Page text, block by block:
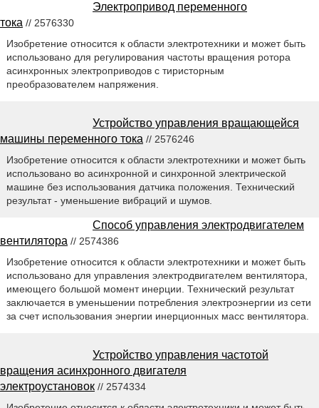
Электропривод переменного
тока // 2576330
Изобретение относится к области электротехники и может быть
использовано для регулирования частоты вращения ротора
асинхронных электроприводов с тиристорным
преобразователем напряжения.
Устройство управления вращающейся
машины переменного тока // 2576246
Изобретение относится к области электротехники и может быть
использовано во асинхронной и синхронной электрической
машине без использования датчика положения. Технический
результат - уменьшение вибраций и шумов.
Способ управления электродвигателем
вентилятора // 2574386
Изобретение относится к области электротехники и может быть
использовано для управления электродвигателем вентилятора,
имеющего большой момент инерции. Технический результат
заключается в уменьшении потребления электроэнергии из сети
за счет использования энергии инерционных масс вентилятора.
Устройство управления частотой
вращения асинхронного двигателя
электроустановок // 2574334